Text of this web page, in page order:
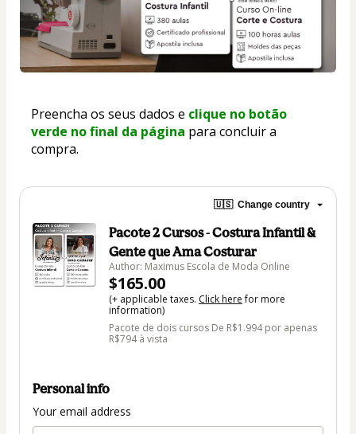
Preencha os seus dados e clique no botão
verde no final da página para concluir a
compra.
🇺🇸 Change country
Pacote 2 Cursos - Costura Infantil &
Gente que Ama Costurar
Author: Maximus Escola de Moda Online
$165.00
(+ applicable taxes. Click herefor more
information)
Pacote de dois cursos De R$1.994 por apenas
R$794 à vista
Personal info
Your email address